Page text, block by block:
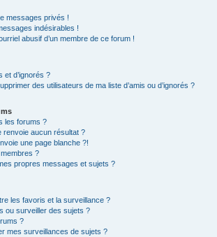
messages privés !
indésirables !
abusif d’un membre de ce forum !
et d’ignorés ?
des utilisateurs de ma liste d’amis ou d’ignorés ?
les forums ?
renvoie aucun résultat ?
une page blanche ?!
?
propres messages et sujets ?
les favoris et la surveillance ?
ou surveiller des sujets ?
?
mes surveillances de sujets ?